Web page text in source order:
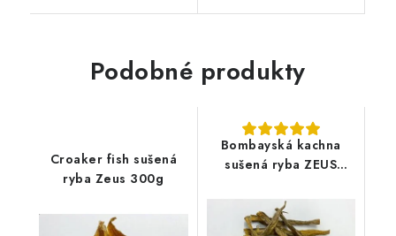
Podobné produkty
Croaker fish sušená
ryba Zeus 300g
Bombayská kachna
sušená ryba ZEUS